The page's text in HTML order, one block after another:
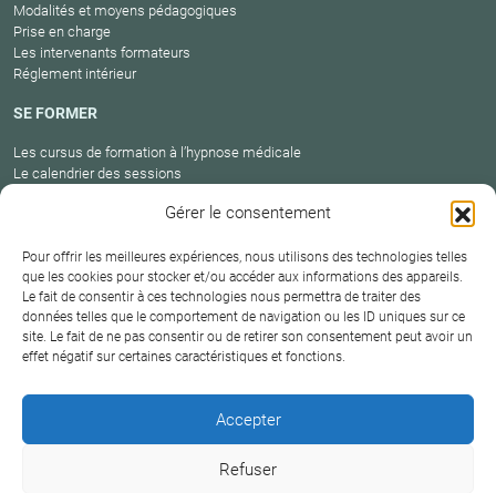
Gérer le consentement
Pour offrir les meilleures expériences, nous utilisons des technologies telles
que les cookies pour stocker et/ou accéder aux informations des appareils.
Le fait de consentir à ces technologies nous permettra de traiter des
données telles que le comportement de navigation ou les ID uniques sur ce
site. Le fait de ne pas consentir ou de retirer son consentement peut avoir un
effet négatif sur certaines caractéristiques et fonctions.
Accepter
Refuser
Modalités et moyens pédagogiques
Prise en charge
Les intervenants formateurs
Réglement intérieur
SE FORMER
Les cursus de formation à l’hypnose médicale
Le calendrier des sessions
Mentions
légales
Conditions
générales de
vente
Plan
du site
Contact
Protection
des données
basque © 2026
DERNIÈRE MISE À JOUR :